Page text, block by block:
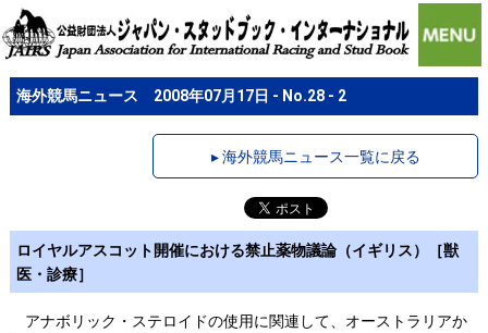
海外競馬ニュース 2008年07月17日 - No.28 - 2
▸ 海外競馬ニュース一覧に戻る
ロイヤルアスコット開催における禁止薬物議論（イギリス）［獣
医・診療］
アナボリック・ステロイドの使用に関連して、オーストラリアか